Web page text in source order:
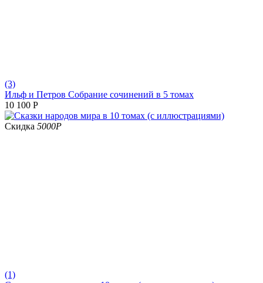
(3)
Ильф и Петров Собрание сочинений в 5 томах
10 100 Р
Скидка 5000Р
(1)